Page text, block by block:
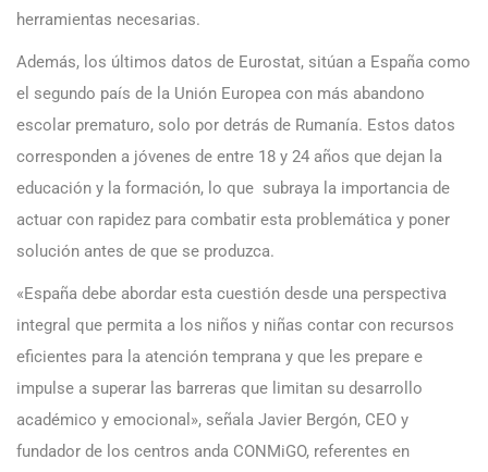
herramientas necesarias.
Además, los últimos datos de Eurostat, sitúan a España como
el segundo país de la Unión Europea con más abandono
escolar prematuro, solo por detrás de Rumanía. Estos datos
corresponden a jóvenes de entre 18 y 24 años que dejan la
educación y la formación, lo que subraya la importancia de
actuar con rapidez para combatir esta problemática y poner
solución antes de que se produzca.
«España debe abordar esta cuestión desde una perspectiva
integral que permita a los niños y niñas contar con recursos
eficientes para la atención temprana y que les prepare e
impulse a superar las barreras que limitan su desarrollo
académico y emocional», señala Javier Bergón, CEO y
fundador de los centros anda CONMiGO, referentes en